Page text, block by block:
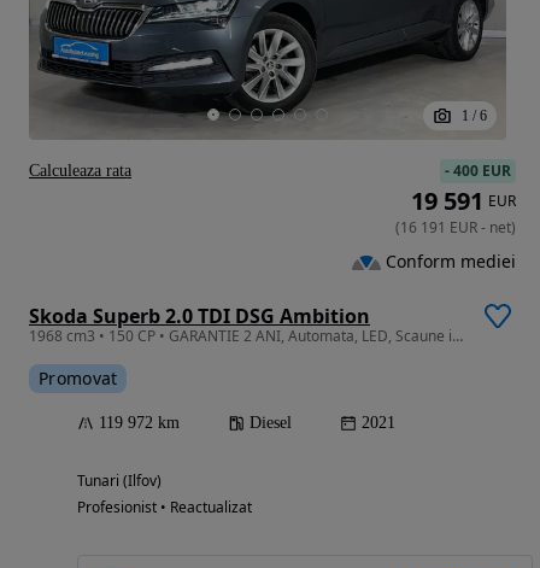
1 / 6
Skoda Superb 2.0 TDI DSG Ambition
1968 cm3 • 150 CP • GARANTIE 2 ANI, Automata, LED, Scaune incalzite, Pilot auto, Camera
Promovat
119 972 km Diesel 2021
Tunari (Ilfov)
Profesionist • Reactualizat
-400 EUR
19 591 EUR
(16 191 EUR- net)
Conform mediei
Calculeaza rata